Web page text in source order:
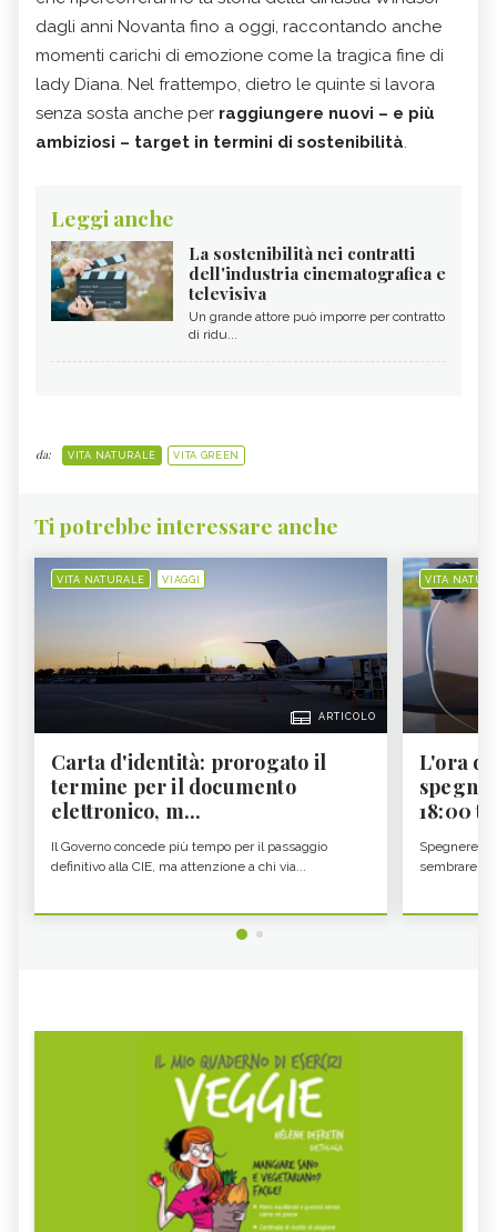
dagli anni Novanta fino a oggi, raccontando anche
momenti carichi di emozione come la tragica fine di
lady Diana. Nel frattempo, dietro le quinte si lavora
senza sosta anche per raggiungere nuovi – e più
ambiziosi – target in termini di sostenibilità.
Leggi anche
La sostenibilità nei contratti
dell'industria cinematografica e
televisiva
Un grande attore può imporre per contratto
di ridu...
da: VITA NATURALE VITA GREEN
Ti potrebbe interessare anche
VITA NATURALE VIAGGI
ARTICOLO
Carta d'identità: prorogato il
termine per il documento
elettronico, m...
Il Governo concede più tempo per il passaggio
definitivo alla CIE, ma attenzione a chi via...
VITA
L'ora
18:00 ti
Spegnere lo
sembrare